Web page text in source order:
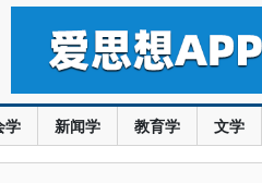
学 新闻学 教育学 文学